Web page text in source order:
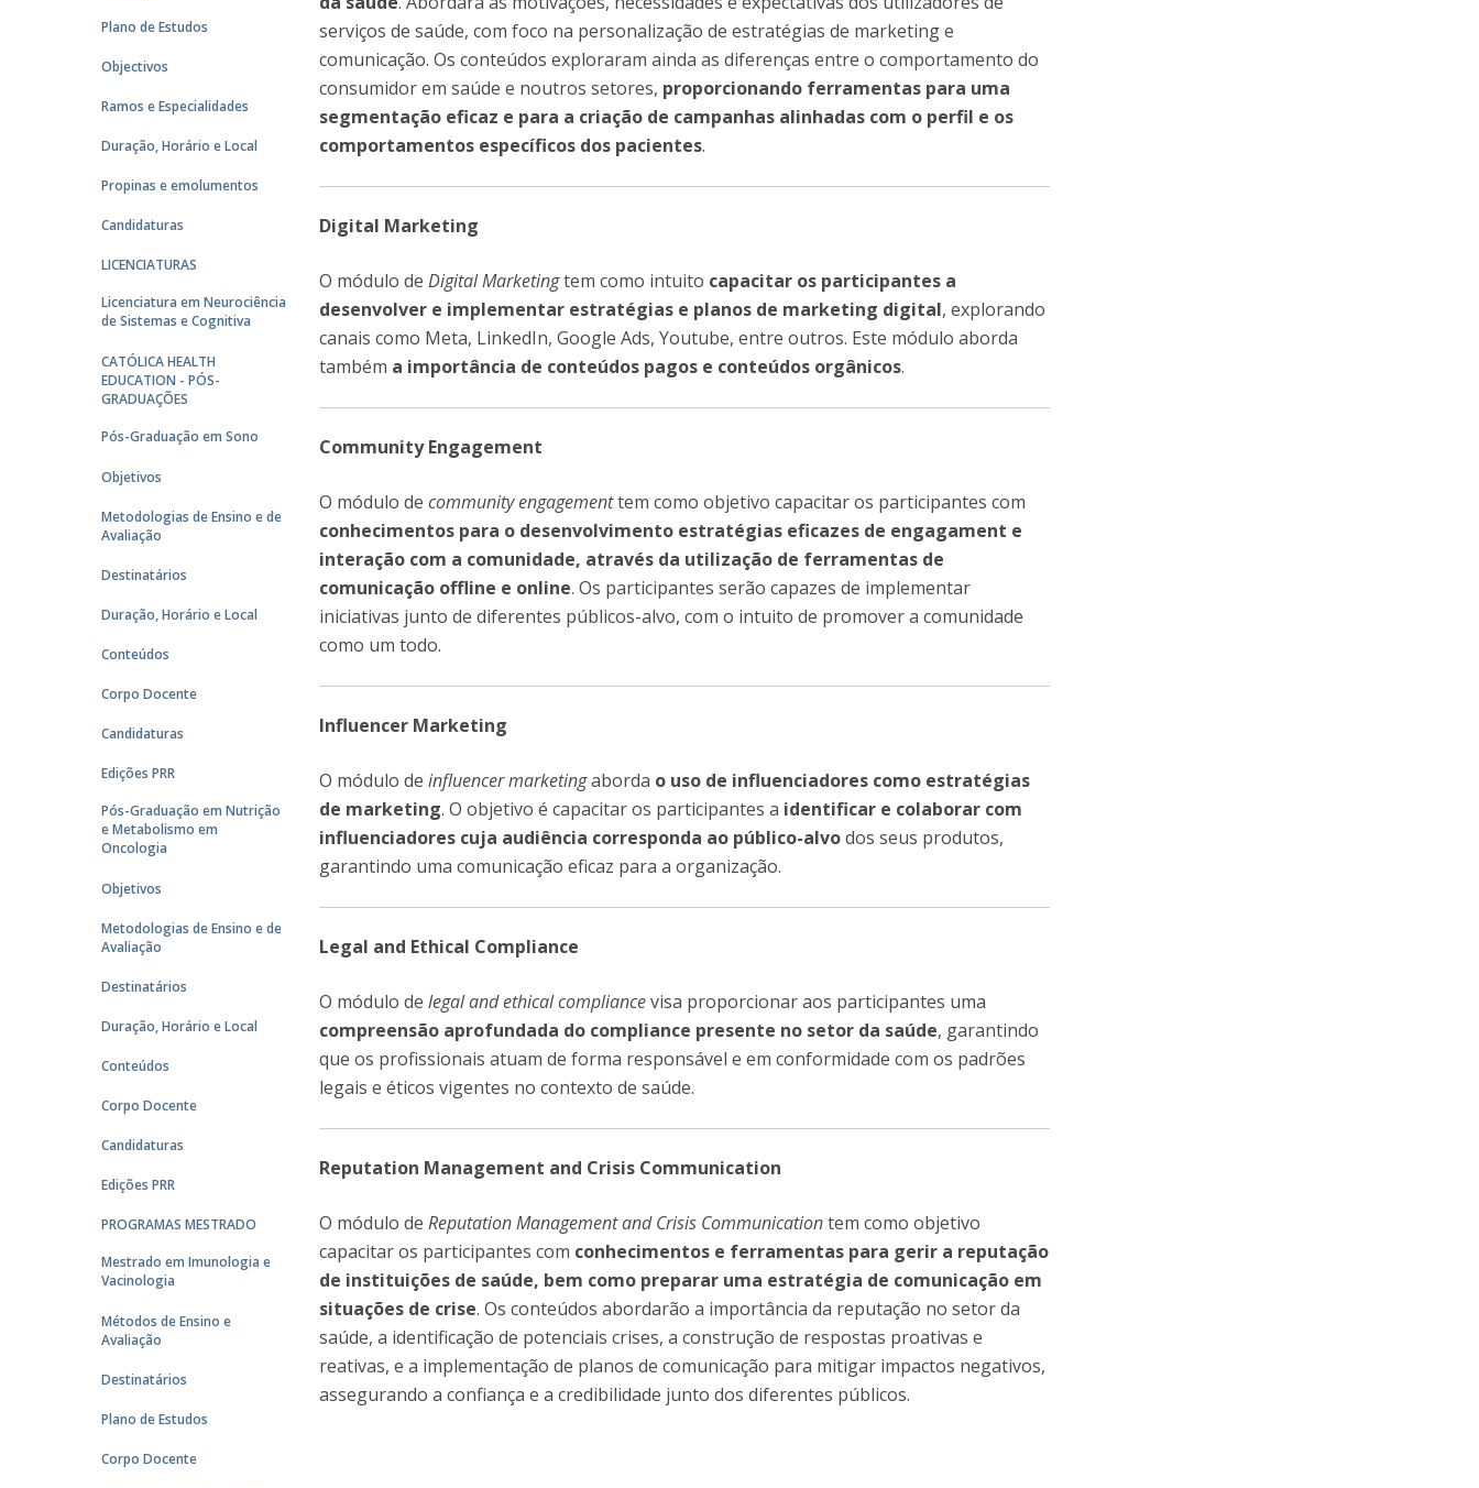
Plano de Estudos
Objectivos
Ramos e Especialidades
Duração, Horário e Local
Propinas e emolumentos
Candidaturas
LICENCIATURAS
Licenciatura em Neurociência
de Sistemas e Cognitiva
CATÓLICA HEALTH
EDUCATION - PÓS-
GRADUAÇÕES
Pós-Graduação em Sono
Objetivos
Metodologias de Ensino e de
Avaliação
Destinatários
Duração, Horário e Local
Conteúdos
Corpo Docente
Candidaturas
Edições PRR
Pós-Graduação em Nutrição
e Metabolismo em
Oncologia
Objetivos
Metodologias de Ensino e de
Avaliação
Destinatários
Duração, Horário e Local
Conteúdos
Corpo Docente
Candidaturas
Edições PRR
PROGRAMAS MESTRADO
Mestrado em Imunologia e
Vacinologia
Métodos de Ensino e
Avaliação
Destinatários
Plano de Estudos
Corpo Docente
serviços de saúde, com foco na personalização de estratégias de marketing e
comunicação. Os conteúdos exploraram ainda as diferenças entre o comportamento do
consumidor em saúde e noutros setores, proporcionando ferramentas para uma
segmentação eficaz e para a criação de campanhas alinhadas com o perfil e os
comportamentos específicos dos pacientes.
Digital Marketing
O módulo deDigital Marketingtem como intuito capacitar os participantes a
desenvolver e implementar estratégias e planos de marketing digital, explorando
canais como Meta, LinkedIn, Google Ads, Youtube, entre outros. Este módulo aborda
também a importância de conteúdos pagos e conteúdos orgânicos.
Community Engagement
O módulo decommunity engagementtem como objetivo capacitar os participantes com
conhecimentos para o desenvolvimento estratégias eficazes de engagament e
interação com a comunidade, através da utilização de ferramentas de
comunicação offline e online. Os participantes serão capazes de implementar
iniciativas junto de diferentes públicos-alvo, com o intuito de promover a comunidade
como um todo.
Influencer Marketing
O módulo de influencer marketingaborda o uso de influenciadores como estratégias
de marketing. O objetivo é capacitar os participantes a identificar e colaborar com
influenciadores cuja audiência corresponda ao público-alvodos seus produtos,
garantindo uma comunicação eficaz para a organização.
Legal and Ethical Compliance
O módulo de legal and ethical compliancevisa proporcionar aos participantes uma
compreensão aprofundada do compliance presente no setor da saúde, garantindo
que os profissionais atuam de forma responsável e em conformidade com os padrões
legais e éticos vigentes no contexto de saúde.
Reputation Management and Crisis Communication
O módulo deReputation Management and Crisis Communicationtem como objetivo
capacitar os participantes com conhecimentos e ferramentas para gerir a reputação
de instituições de saúde, bem como preparar uma estratégia de comunicação em
situações de crise. Os conteúdos abordarão a importância da reputação no setor da
saúde, a identificação de potenciais crises, a construção de respostas proativas e
reativas, e a implementação de planos de comunicação para mitigar impactos negativos,
assegurando a confiança e a credibilidade junto dos diferentes públicos.